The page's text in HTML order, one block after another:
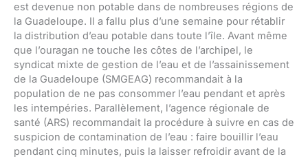
est devenue non potable dans de nombreuses régions de
la Guadeloupe. Il a fallu plus d’une semaine pour rétablir
la distribution d’eau potable dans toute l’île. Avant même
que l’ouragan ne touche les côtes de l’archipel, le
syndicat mixte de gestion de l’eau et de l’assainissement
de la Guadeloupe (SMGEAG) recommandait à la
population de ne pas consommer l’eau pendant et après
les intempéries. Parallèlement, l’agence régionale de
santé (ARS) recommandait la procédure à suivre en cas de
suspicion de contamination de l’eau : faire bouillir l’eau
pendant cinq minutes, puis la laisser refroidir avant de la